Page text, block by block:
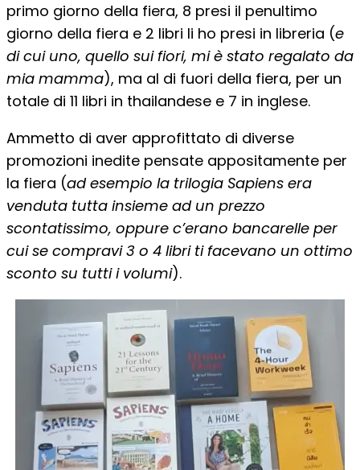
primo giorno della fiera, 8 presi il penultimo
giorno della fiera e 2 libri li ho presi in libreria (e
di cui uno, quello sui fiori, mi è stato regalato da
mia mamma), ma al di fuori della fiera, per un
totale di 11 libri in thailandese e 7 in inglese.
Ammetto di aver approfittato di diverse
promozioni inedite pensate appositamente per
la fiera (ad esempio la trilogia Sapiens era
venduta tutta insieme ad un prezzo
scontatissimo, oppure c’erano bancarelle per
cui se compravi 3 o 4 libri ti facevano un ottimo
sconto su tutti i volumi).